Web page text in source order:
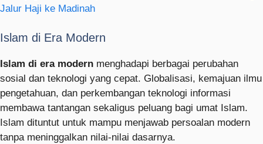
Jalur Haji ke Madinah
Islam di Era Modern
Islam di era modern menghadapi berbagai perubahan
sosial dan teknologi yang cepat. Globalisasi, kemajuan ilmu
pengetahuan, dan perkembangan teknologi informasi
membawa tantangan sekaligus peluang bagi umat Islam.
Islam dituntut untuk mampu menjawab persoalan modern
tanpa meninggalkan nilai-nilai dasarnya.